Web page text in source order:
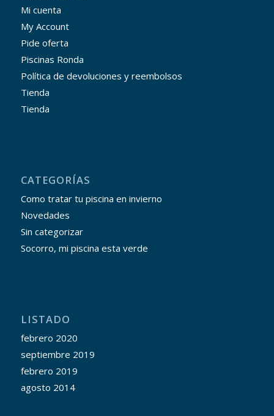
Mi cuenta
My Account
Pide oferta
Piscinas Ronda
Política de devoluciones y reembolsos
Tienda
Tienda
CATEGORÍAS
Como tratar tu piscina en invierno
Novedades
Sin categorizar
Socorro, mi piscina esta verde
LISTADO
febrero 2020
septiembre 2019
febrero 2019
agosto 2014